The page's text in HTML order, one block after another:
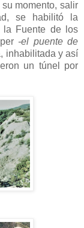
momento, salir
se habilitó la
la Fuente de los
-el puente de
inhabilitada y así
un túnel por